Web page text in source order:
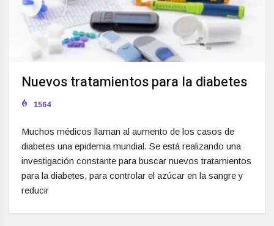
Nuevos tratamientos para la diabetes
1564
Muchos médicos llaman al aumento de los casos de
diabetes una epidemia mundial. Se está realizando una
investigación constante para buscar nuevos tratamientos
para la diabetes, para controlar el azúcar en la sangre y
reducir